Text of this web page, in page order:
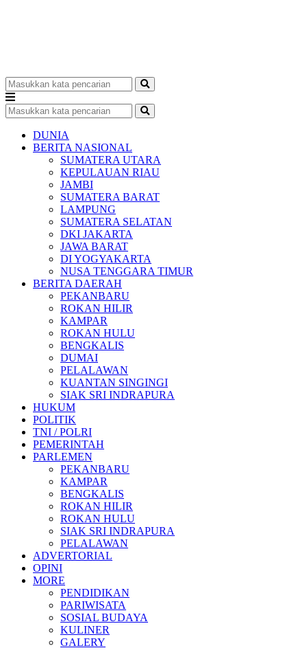
DUNIA
BERITA NASIONAL
SUMATERA UTARA
KEPULAUAN RIAU
JAMBI
SUMATERA BARAT
LAMPUNG
SUMATERA SELATAN
DKI JAKARTA
JAWA BARAT
DI YOGYAKARTA
NUSA TENGGARA TIMUR
BERITA DAERAH
PEKANBARU
ROKAN HILIR
KAMPAR
ROKAN HULU
BENGKALIS
DUMAI
PELALAWAN
KUANTAN SINGINGI
SIAK SRI INDRAPURA
HUKUM
POLITIK
TNI / POLRI
PEMERINTAH
PARLEMEN
PEKANBARU
KAMPAR
BENGKALIS
ROKAN HILIR
ROKAN HULU
SIAK SRI INDRAPURA
PELALAWAN
ADVERTORIAL
OPINI
MORE
PENDIDIKAN
PARIWISATA
SOSIAL BUDAYA
KULINER
GALERY